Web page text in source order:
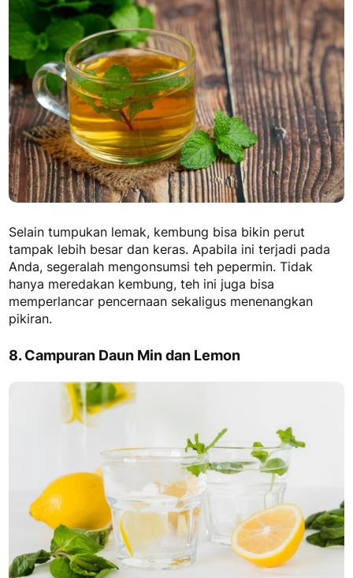
Selain tumpukan lemak, kembung bisa bikin perut
tampak lebih besar dan keras. Apabila ini terjadi pada
Anda, segeralah mengonsumsi teh pepermin. Tidak
hanya meredakan kembung, teh ini juga bisa
memperlancar pencernaan sekaligus menenangkan
pikiran.
8. Campuran Daun Min dan Lemon